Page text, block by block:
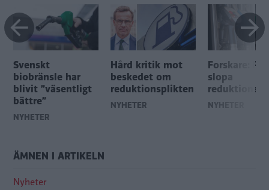
Svenskt
biobränsle har
blivit ”väsentligt
bättre”
NYHETER
Hård kritik mot
beskedet om
reduktionsplikten
NYHETER
Forskare:
slopa
NYHETER
ÄMNEN I ARTIKELN
Nyheter